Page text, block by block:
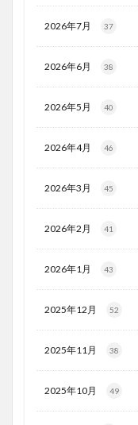
2026年7月 37
2026年6月 38
2026年5月 40
2026年4月 46
2026年3月 45
2026年2月 41
2026年1月 43
2025年12月 52
2025年11月 38
2025年10月 49